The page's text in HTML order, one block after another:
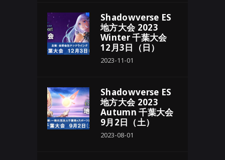
Shadowverse ES
地方大会 2023
Winter 千葉大会
12月3日（日）
2023-11-01
Shadowverse ES
地方大会 2023
Autumn 千葉大会
9月2日（土）
2023-08-01